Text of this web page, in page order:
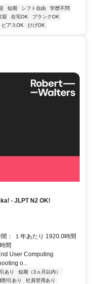
短期 シフト自由
学歴不問
迎 在宅OK
ブランクOK
ピアスOK ひげOK
- JLPT N2 OK!
： １年あたり 1920.0時間
間
User Computing
o...
あり
短期（3ヵ月以内）
割引あり
社員登用あり